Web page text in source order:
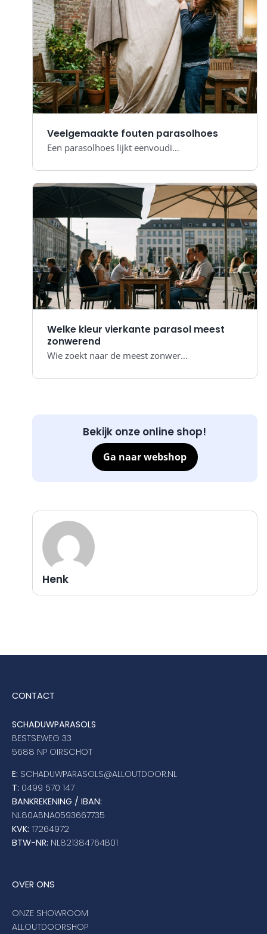
Veelgemaakte fouten parasolhoes
Een parasolhoes lijkt eenvoudi…
Welke kleur vierkante parasol meest
zonwerend
Wie zoekt naar de meest zonwer…
Bekijk onze online shop!
Ga naar webshop
Henk
CONTACT
SCHADUWPARASOLS
BESTSEWEG 33
5688 NP OIRSCHOT
E: SCHADUWPARASOLS@ALLOUTDOOR.NL
T: 0499 570 147
BANKREKENING / IBAN:
NL80ABNA0593667735
KVK: 17264972
BTW-NR: NL821384764B01
OVER ONS
ONZE SHOWROOM
ALLOUTDOORSHOP